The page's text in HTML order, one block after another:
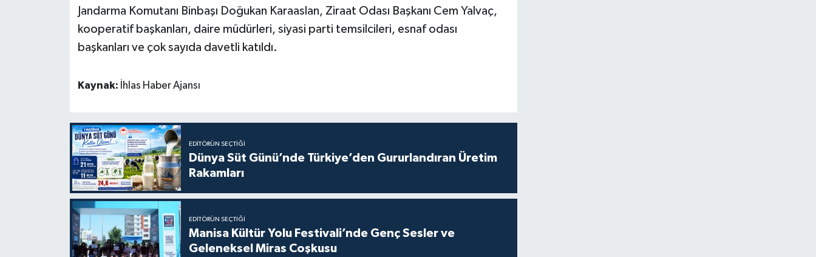
Jandarma Komutanı Binbaşı Doğukan Karaaslan, Ziraat Odası Başkanı Cem Yalvaç,
kooperatif başkanları, daire müdürleri, siyasi parti temsilcileri, esnaf odası
başkanları ve çok sayıda davetli katıldı.
Kaynak: İhlas Haber Ajansı
EDITÖRÜN SEÇTIĞI
Dünya Süt Günü’nde Türkiye’den Gururlandıran Üretim
Rakamları
EDITÖRÜN SEÇTIĞI
Manisa Kültür Yolu Festivali’nde Genç Sesler ve
Geleneksel Miras Coşkusu